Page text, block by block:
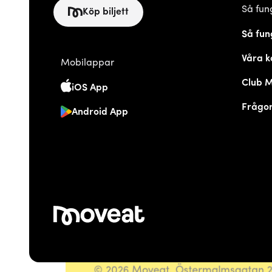
Köp biljett
Mobilappar
iOS App
Android App
Så
Så
Våra
Club